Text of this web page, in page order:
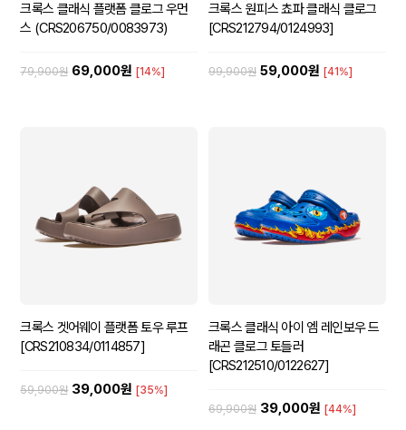
크록스 클래식 플랫폼 클로그 우먼
스 (CRS206750/0083973)
79,900원 69,000원 [14%]
크록스 원피스 쵸파 클래식 클로그
[CRS212794/0124993]
99,900원 59,000원 [41%]
크록스 겟어웨이 플랫폼 토우 루프
[CRS210834/0114857]
59,900원 39,000원 [35%]
크록스 클래식 아이 엠 레인보우 드
래곤 클로그 토들러
[CRS212510/0122627]
69,900원 39,000원 [44%]